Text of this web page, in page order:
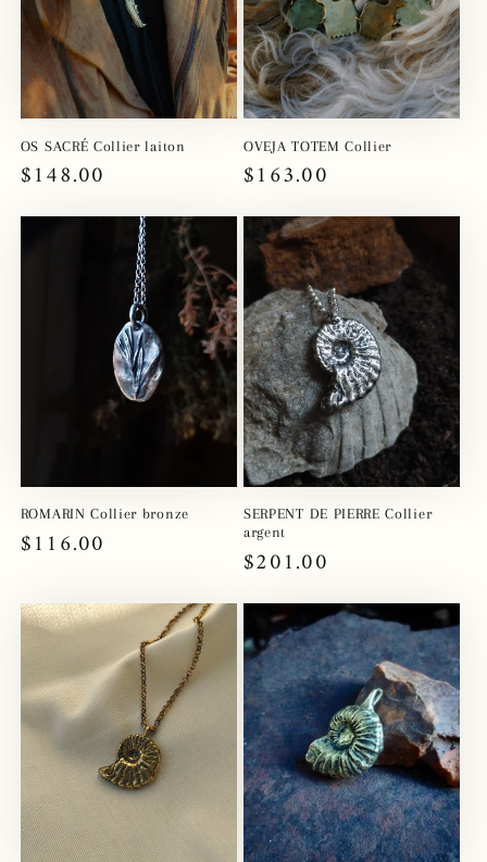
OS SACRÉ Collier laiton
Prix
habituel
$148.00
OVEJA TOTEM Collier
Prix
habituel
$163.00
ROMARIN Collier bronze
Prix
$116.00
SERPENT DE PIERRE Collier
argent
Prix
habituel
$201.00